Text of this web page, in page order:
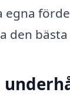
egna
den